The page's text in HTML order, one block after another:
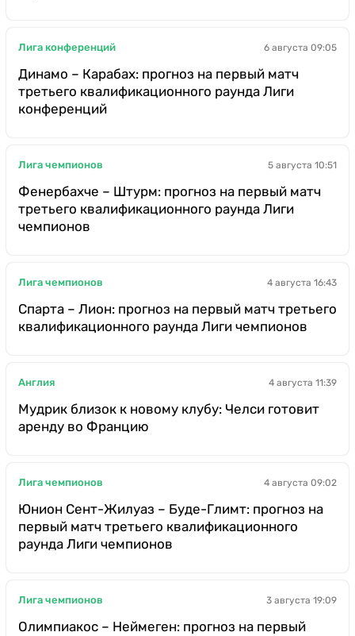
Лига конференций 6 августа 09:05
Динамо – Карабах: прогноз на первый матч
третьего квалификационного раунда Лиги
конференций
Лига чемпионов 5 августа 10:51
Фенербахче – Штурм: прогноз на первый матч
третьего квалификационного раунда Лиги
чемпионов
Лига чемпионов 4 августа 16:43
Спарта – Лион: прогноз на первый матч третьего
квалификационного раунда Лиги чемпионов
Англия 4 августа 11:39
Мудрик близок к новому клубу: Челси готовит
аренду во Францию
Лига чемпионов 4 августа 09:02
Юнион Сент-Жилуаз – Буде-Глимт: прогноз на
первый матч третьего квалификационного
раунда Лиги чемпионов
Лига чемпионов 3 августа 19:09
Олимпиакос – Неймеген: прогноз на первый